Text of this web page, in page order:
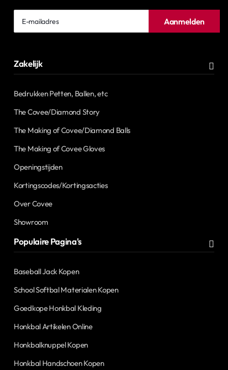
mailadres
Aanmelden
Zakelijk
Bedrukken Petten, Ballen, etc
The Covee/Diamond Story
The Making of Covee/Diamond Balls
The Making of Covee Gloves
Openingstijden
Kortingscodes/Kortingsacties
Over Covee
Showroom
Populaire Pagina's
Baseball Jack Kopen
School Softbal Materialen Kopen
Goedkope Honkbal Kleding
Honkbal Artikelen Online
Honkbalknuppel Kopen
Honkbal Handschoen Kopen